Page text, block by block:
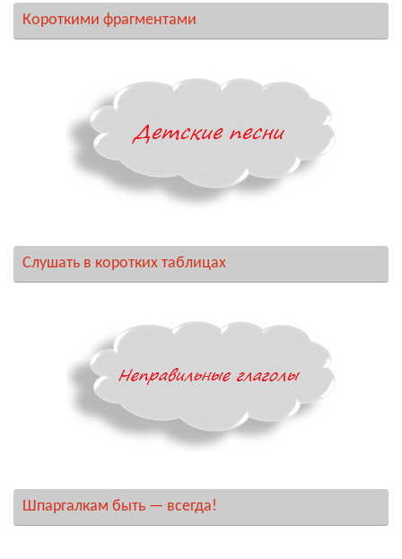
Короткими фрагментами
Слушать в коротких таблицах
Шпаргалкам быть — всегда!